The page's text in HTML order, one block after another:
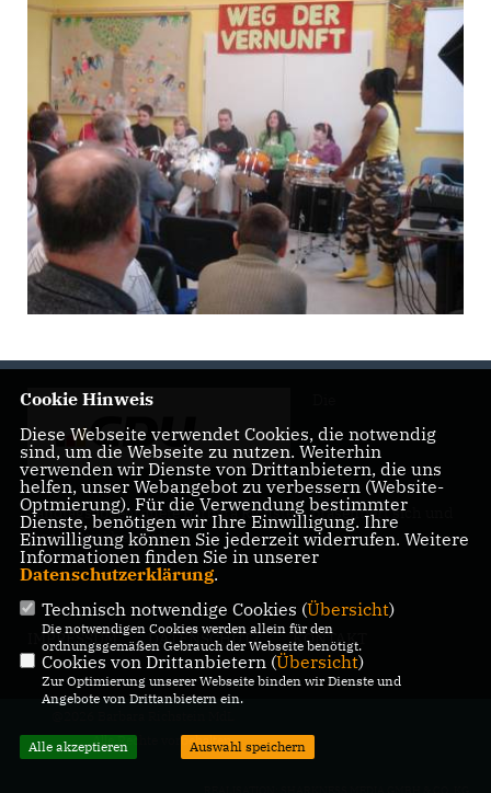
Landtagsabgeordnete Barbara Richstein präsentiert sich und
ihre politischen Ziele.
IMPRESSUM DATENSCHUTZ KONTAKT
Alle Rechte vorbehalten.
Cookie Hinweis
Diese Webseite verwendet Cookies, die notwendig
sind, um die Webseite zu nutzen. Weiterhin
verwenden wir Dienste von Drittanbietern, die uns
helfen, unser Webangebot zu verbessern (Website-
Optmierung). Für die Verwendung bestimmter
Dienste, benötigen wir Ihre Einwilligung. Ihre
Einwilligung können Sie jederzeit widerrufen. Weitere
Informationen finden Sie in unserer
Datenschutzerklärung.
Technisch notwendige Cookies (Übersicht)
Die notwendigen Cookies werden allein für den
ordnungsgemäßen Gebrauch der Webseite benötigt.
Cookies von Drittanbietern (Übersicht)
Zur Optimierung unserer Webseite binden wir Dienste und
Angebote von Drittanbietern ein.
Alle akzeptieren Auswahl speichern